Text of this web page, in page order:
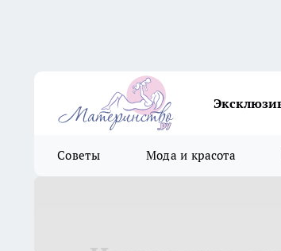
Советы Мода и красота